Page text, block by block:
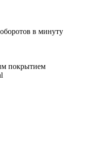
в минуту
покрытием